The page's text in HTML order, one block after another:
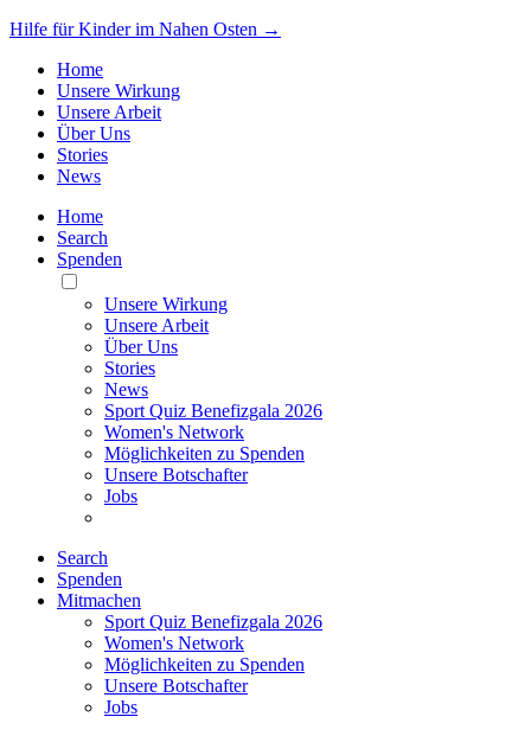
Hilfe für Kinder im Nahen Osten →
Home
Unsere Wirkung
Unsere Arbeit
Über Uns
Stories
News
Home
Search
Spenden
Toggle
Mobile
Menu
Unsere Wirkung
Unsere Arbeit
Über Uns
Stories
News
Sport Quiz Benefizgala 2026
Women's Network
Möglichkeiten zu Spenden
Unsere Botschafter
Jobs
Search
Spenden
Mitmachen
Sport Quiz Benefizgala 2026
Women's Network
Möglichkeiten zu Spenden
Unsere Botschafter
Jobs